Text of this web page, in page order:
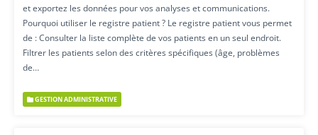
et exportez les données pour vos analyses et communications.
Pourquoi utiliser le registre patient ? Le registre patient vous permet
de : Consulter la liste complète de vos patients en un seul endroit.
Filtrer les patients selon des critères spécifiques (âge, problèmes
de…
GESTION ADMINISTRATIVE